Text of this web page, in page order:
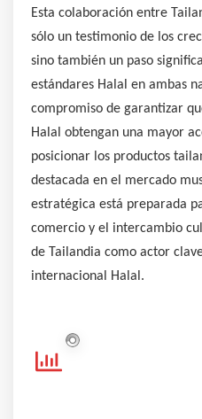
Esta colaboración entre
sólo un testimonio de los
sino también un paso
estándares Halal en ambas
compromiso de garantizar
Halal obtengan una mayor
posicionar los productos
destacada en el mercado
estratégica está preparada
comercio y el intercambio
de Tailandia como actor
internacional Halal.